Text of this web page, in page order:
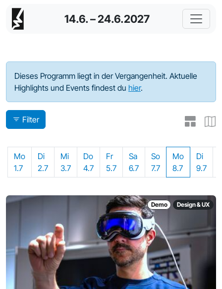
14.6. – 24.6.2027
Programm - 2024
Dieses Programm liegt in der Vergangenheit. Aktuelle
Highlights und Events findest du hier.
Filter
Mo
1.7
Di
2.7
Mi
3.7
Do
4.7
Fr
5.7
Sa
6.7
So
7.7
Mo
8.7
Di
9.7
Demo Design & UX